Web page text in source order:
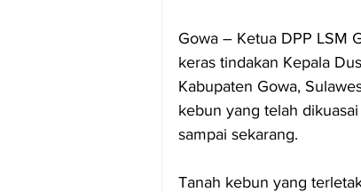
Gowa – Ketua DPP LSM
keras tindakan Kepala
Kabupaten Gowa,
kebun yang telah
sampai sekarang.
Tanah kebun yang